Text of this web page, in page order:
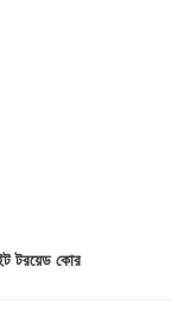
টরয়েড কোর